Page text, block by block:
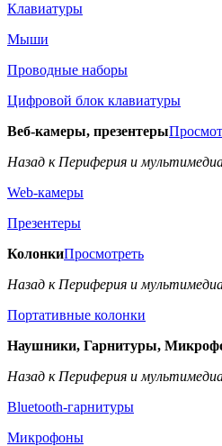
Клавиатуры
Мыши
Проводные наборы
Цифровой блок клавиатуры
Веб-камеры, презентеры
Назад к Периферия и
Web-камеры
Презентеры
КолонкиПросмотреть
Назад к Периферия и
Портативные колонки
Наушники, Гарнитуры,
Назад к Периферия и
Bluetooth-гарнитуры
Микрофоны